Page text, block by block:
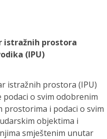
istražnih prostora
(IPU)
istražnih prostora (IPU)
podaci o svim odobrenim
prostorima i podaci o svim
objektima i
smještenim unutar